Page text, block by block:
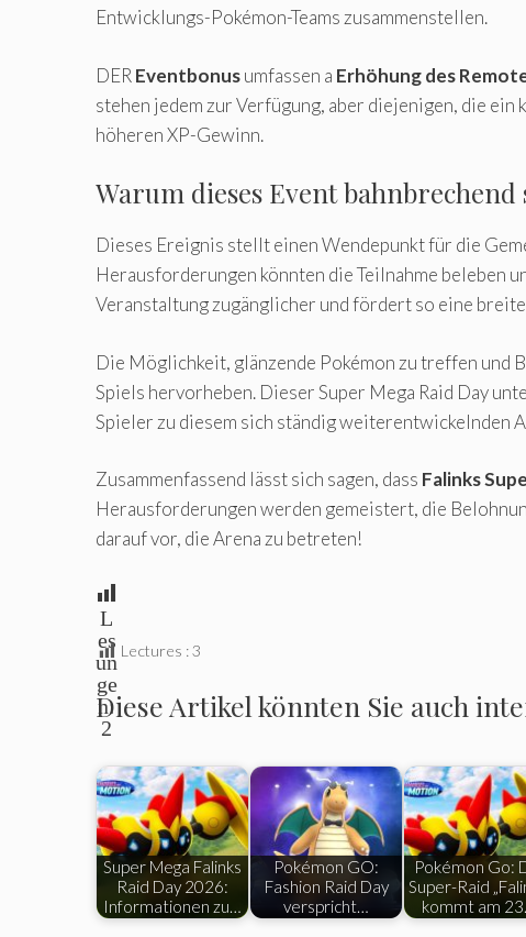
Entwicklungs-Pokémon-Teams zusammenstellen.
DER Eventbonusumfassen a Erhöhung des
stehen jedem zur Verfügung, aber diejenigen, die ein
höheren XP-Gewinn.
Warum dieses Event bahnbrechend
Dieses Ereignis stellt einen Wendepunkt für die
Herausforderungen könnten die Teilnahme beleben
Veranstaltung zugänglicher und fördert so eine
Die Möglichkeit, glänzende Pokémon zu treffen und
Spiels hervorheben. Dieser Super Mega Raid Day
Spieler zu diesem sich ständig weiterentwickelnden
Zusammenfassend lässt sich sagen, dass Falinks
Herausforderungen werden gemeistert, die
darauf vor, die Arena zu betreten!
L
es
un
ge
n:
2
Lectures :3
Diese Artikel könnten Sie auch
Super Mega Falinks
Raid Day 2026:
Informationen zu…
Pokémon GO:
Fashion Raid Day
verspricht…
Pokémon Go:
Super-Raid
kommt am